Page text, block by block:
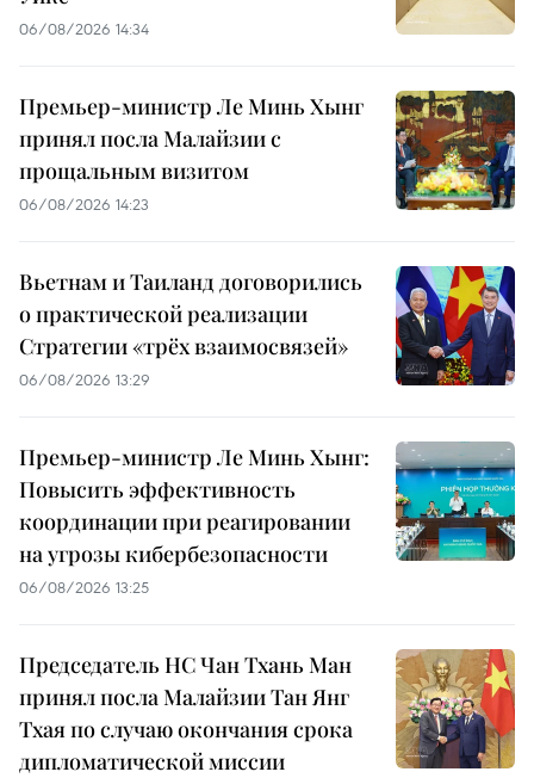
06/08/2026 14:34
Премьер-министр Ле Минь Хынг
принял посла Малайзии с
прощальным визитом
06/08/2026 14:23
Вьетнам и Таиланд договорились
о практической реализации
Стратегии «трёх взаимосвязей»
06/08/2026 13:29
Премьер-министр Ле Минь Хынг:
Повысить эффективность
координации при реагировании
на угрозы кибербезопасности
06/08/2026 13:25
Председатель НС Чан Тхань Ман
принял посла Малайзии Тан Янг
Тхая по случаю окончания срока
дипломатической миссии